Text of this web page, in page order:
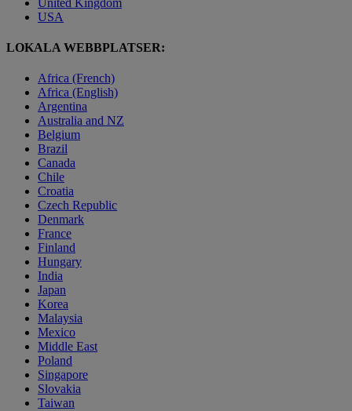
USA
LOKALA WEBBPLATSER:
Africa (French)
Africa (English)
Argentina
Australia and NZ
Belgium
Brazil
Canada
Chile
Croatia
Czech Republic
Denmark
France
Finland
Hungary
India
Japan
Korea
Malaysia
Mexico
Middle East
Poland
Singapore
Slovakia
Taiwan